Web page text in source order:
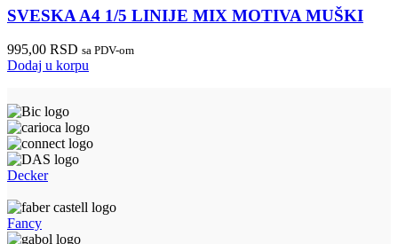
SVESKA A4 1/5 LINIJE MIX MOTIVA MUŠKI
995,00 RSD sa PDV-om
Dodaj u korpu
Decker
Fancy